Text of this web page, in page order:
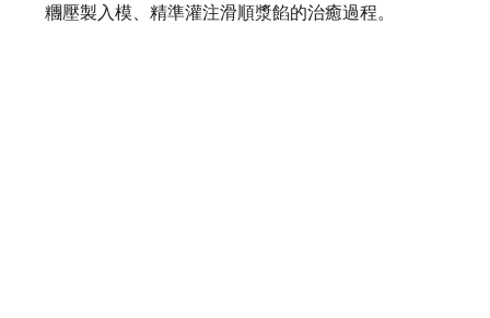
糰壓製入模、精準灌注滑順漿餡的治癒過程。